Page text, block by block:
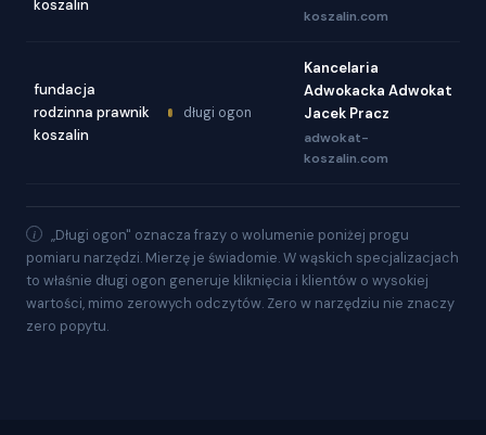
koszalin
koszalin.com
fundacja
rodzinna prawnik
koszalin
długi ogon
Kancelaria
Adwokacka Adwokat
Jacek Pracz
adwokat-
koszalin.com
„Długi ogon" oznacza frazy o wolumenie poniżej progu
pomiaru narzędzi. Mierzę je świadomie. W wąskich specjalizacjach
to właśnie długi ogon generuje kliknięcia i klientów o wysokiej
wartości, mimo zerowych odczytów. Zero w narzędziu nie znaczy
zero popytu.